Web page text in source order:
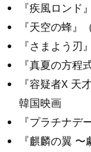
『疾風ロンド
『天空の蜂』
『さまよう
『真夏の方程
『容疑者X
韓国映画
『プラチナデ
『麒麟の翼